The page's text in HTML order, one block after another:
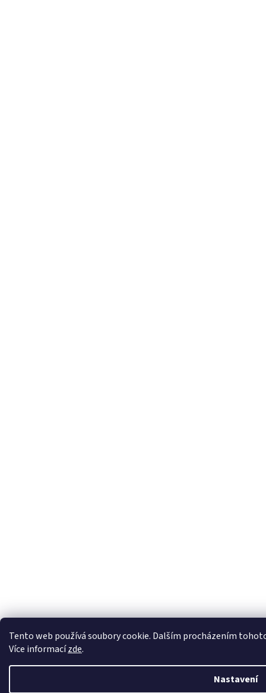
Tento web používá soubory cookie. Dalším procházením
Více informacízde.
Nastavení